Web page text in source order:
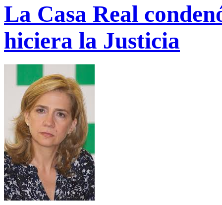
La Casa Real
hiciera la Justicia